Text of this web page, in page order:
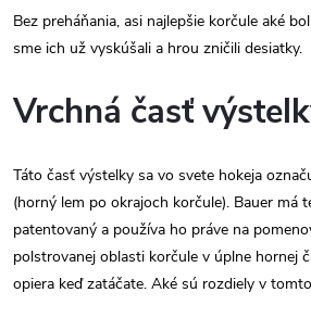
Bez preháňania, asi najlepšie korčule aké
sme ich už vyskúšali a hrou zničili desiatky.
Vrchná časť
Táto časť výstelky sa vo svete hokeja
(horný lem po okrajoch korčule). Bauer má
patentovaný a používa ho práve na
polstrovanej oblasti korčule v úplne hornej
opiera keď zatáčate. Aké sú rozdiely v